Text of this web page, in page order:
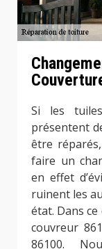
Si les
présentent
être
faire un
en effet
ruinent les
état. Dans
couvreur
86100.